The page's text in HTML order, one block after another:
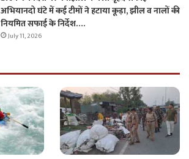
अभियानदो घंटे में कई टीमों ने हटाया कूड़ा, झील व नालों की
नियमित सफाई के निर्देश….
July 11, 2026